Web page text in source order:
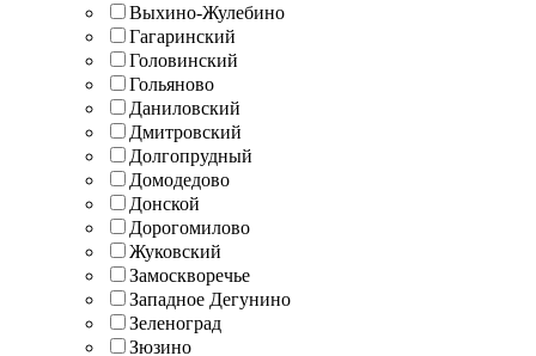
Выхино-Жулебино
Гагаринский
Головинский
Гольяново
Даниловский
Дмитровский
Долгопрудный
Домодедово
Донской
Дорогомилово
Жуковский
Замоскворечье
Западное Дегунино
Зеленоград
Зюзино